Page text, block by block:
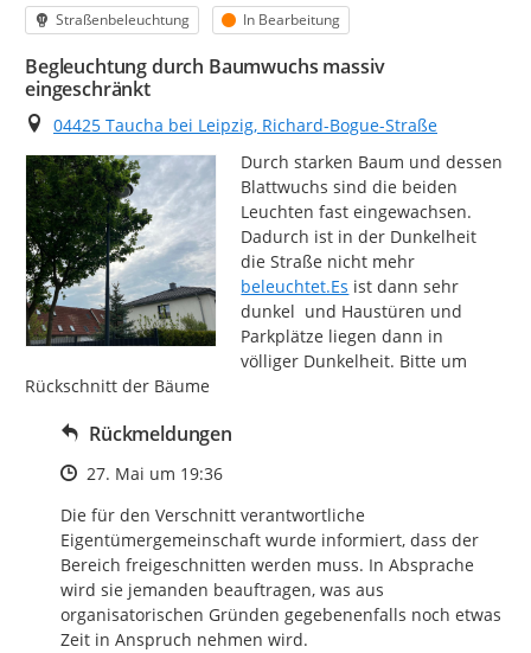
Kategorie
Straßenbeleuchtung Status
In Bearbeitung
Begleuchtung durch Baumwuchs massiv
eingeschränkt
Ort
04425 Taucha bei Leipzig, Richard-Bogue-Straße
Durch starken Baum und dessen
Blattwuchs sind die beiden
Leuchten fast eingewachsen.
Dadurch ist in der Dunkelheit
die Straße nicht mehr
beleuchtet.Es ist dann sehr
dunkel  und Haustüren und
Parkplätze liegen dann in
völliger Dunkelheit. Bitte um
Rückschnitt der Bäume
Rückmeldungen
Zeitpunkt des Erstellens
27. Mai um 19:36
Die für den Verschnitt verantwortliche
Eigentümergemeinschaft wurde informiert, dass der
Bereich freigeschnitten werden muss. In Absprache
wird sie jemanden beauftragen, was aus
organisatorischen Gründen gegebenenfalls noch etwas
Zeit in Anspruch nehmen wird.